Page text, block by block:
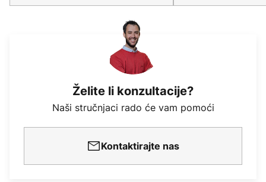
Želite li konzultacije?
Naši stručnjaci rado će vam pomoći
Kontaktirajte nas